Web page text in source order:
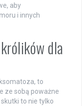
aby
i innych
dla
to
ze sobą poważne
skutki to nie tylko